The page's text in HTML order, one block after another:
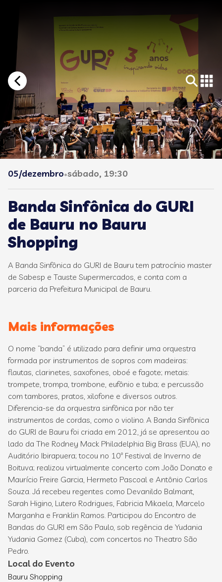
05/dezembro•sábado, 19:30
Banda Sinfônica do GURI
de Bauru no Bauru
Shopping
A Banda Sinfônica do GURI de Bauru tem patrocínio master
de Sabesp e Tauste Supermercados, e conta com a
parceria da Prefeitura Municipal de Bauru.
Mais informações
O nome “banda” é utilizado para definir uma orquestra
formada por instrumentos de sopros com madeiras:
flautas, clarinetes, saxofones, oboé e fagote; metais:
trompete, trompa, trombone, eufônio e tuba; e percussão
com tambores, pratos, xilofone e diversos outros.
Diferencia-se da orquestra sinfônica por não ter
instrumentos de cordas, como o violino. A Banda Sinfônica
do GURI de Bauru foi criada em 2012, já se apresentou ao
lado da The Rodney Mack Philadelphia Big Brass (EUA), no
Auditório Ibirapuera; tocou no 10º Festival de Inverno de
Boituva; realizou virtualmente concerto com João Donato e
Maurício Freire Garcia, Hermeto Pascoal e Antônio Carlos
Souza. Já recebeu regentes como Devanildo Balmant,
Sarah Higino, Lutero Rodrigues, Fabricia Mikaela, Marcelo
Marganha e Franklin Ramos. Participou do Encontro de
Bandas do GURI em São Paulo, sob regência de Yudania
Yudania Gomez (Cuba), com concertos no Theatro São
Pedro.
Local do Evento
Bauru Shopping